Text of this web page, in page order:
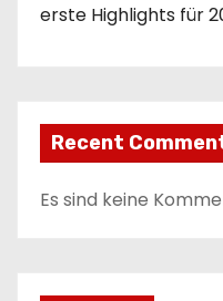
erste Highlights für
Recent
Es sind keine